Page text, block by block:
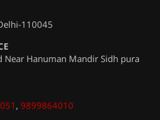
110045
Near Hanuman Mandir Sidh pura
, 9899864010